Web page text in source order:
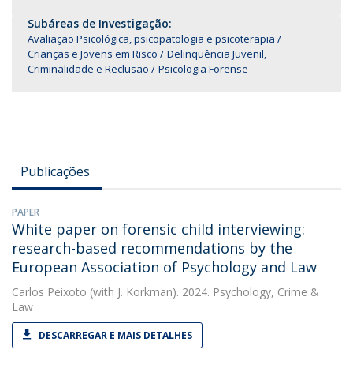
Subáreas de Investigação:
Avaliação Psicológica, psicopatologia e psicoterapia
Crianças e Jovens em Risco
Delinquência Juvenil,
Criminalidade e Reclusão
Psicologia Forense
Publicações
PAPER
White paper on forensic child interviewing:
research-based recommendations by the
European Association of Psychology and Law
Carlos Peixoto (with J. Korkman). 2024. Psychology, Crime &
Law
DESCARREGAR E MAIS DETALHES